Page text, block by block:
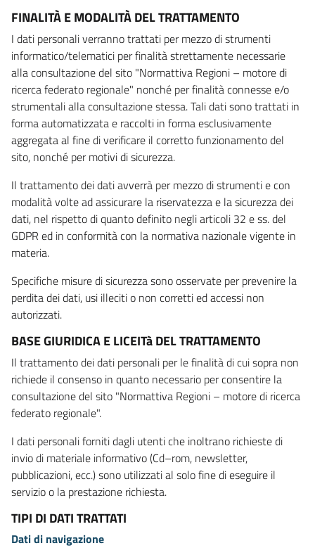
FINALITÀ E MODALITÀ DEL TRATTAMENTO
I dati personali verranno trattati per mezzo di strumenti
informatico/telematici per finalità strettamente necessarie
alla consultazione del sito "Normattiva Regioni – motore di
ricerca federato regionale" nonché per finalità connesse e/o
strumentali alla consultazione stessa. Tali dati sono trattati in
forma automatizzata e raccolti in forma esclusivamente
aggregata al fine di verificare il corretto funzionamento del
sito, nonché per motivi di sicurezza.
Il trattamento dei dati avverrà per mezzo di strumenti e con
modalità volte ad assicurare la riservatezza e la sicurezza dei
dati, nel rispetto di quanto definito negli articoli 32 e ss. del
GDPR ed in conformità con la normativa nazionale vigente in
materia.
Specifiche misure di sicurezza sono osservate per prevenire la
perdita dei dati, usi illeciti o non corretti ed accessi non
autorizzati.
BASE GIURIDICA E LICEITà DEL TRATTAMENTO
Il trattamento dei dati personali per le finalità di cui sopra non
richiede il consenso in quanto necessario per consentire la
consultazione del sito "Normattiva Regioni – motore di ricerca
federato regionale".
I dati personali forniti dagli utenti che inoltrano richieste di
invio di materiale informativo (Cd–rom, newsletter,
pubblicazioni, ecc.) sono utilizzati al solo fine di eseguire il
servizio o la prestazione richiesta.
TIPI DI DATI TRATTATI
Dati di navigazione